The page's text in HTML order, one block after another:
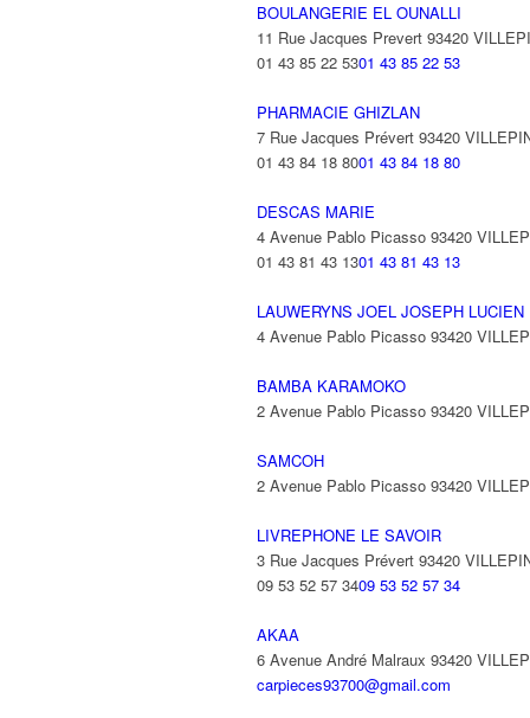
BOULANGERIE EL OUNALLI
11 Rue Jacques Prevert 93420
01 43 85 22 5301 43 85 22 53
PHARMACIE GHIZLAN
7 Rue Jacques Prévert 93420
01 43 84 18 8001 43 84 18 80
DESCAS MARIE
4 Avenue Pablo Picasso 93420
01 43 81 43 1301 43 81 43 13
LAUWERYNS JOEL JOSEPH LUCIEN
4 Avenue Pablo Picasso 93420
BAMBA KARAMOKO
2 Avenue Pablo Picasso 93420
SAMCOH
2 Avenue Pablo Picasso 93420
LIVREPHONE LE SAVOIR
3 Rue Jacques Prévert 93420
09 53 52 57 3409 53 52 57 34
AKAA
6 Avenue André Malraux 93420
carpieces93700@gmail.com